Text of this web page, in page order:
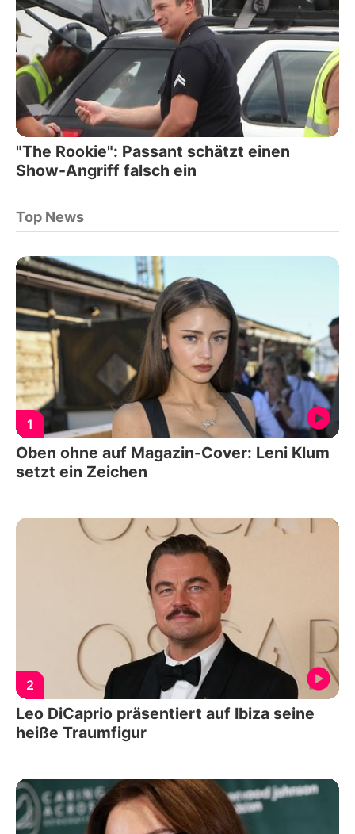
"The Rookie": Passant schätzt einen
Show-Angriff falsch ein
Top News
1
Oben ohne auf Magazin-Cover: Leni Klum
setzt ein Zeichen
2
Leo DiCaprio präsentiert auf Ibiza seine
heiße Traumfigur